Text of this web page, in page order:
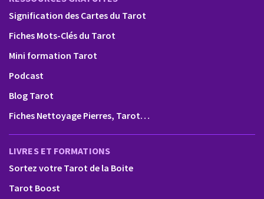
Signification des Cartes du Tarot
Fiches Mots-Clés du Tarot
Mini formation Tarot
Podcast
Blog Tarot
Fiches Nettoyage Pierres, Tarot…
LIVRES ET FORMATIONS
Sortez votre Tarot de la Boite
Tarot Boost